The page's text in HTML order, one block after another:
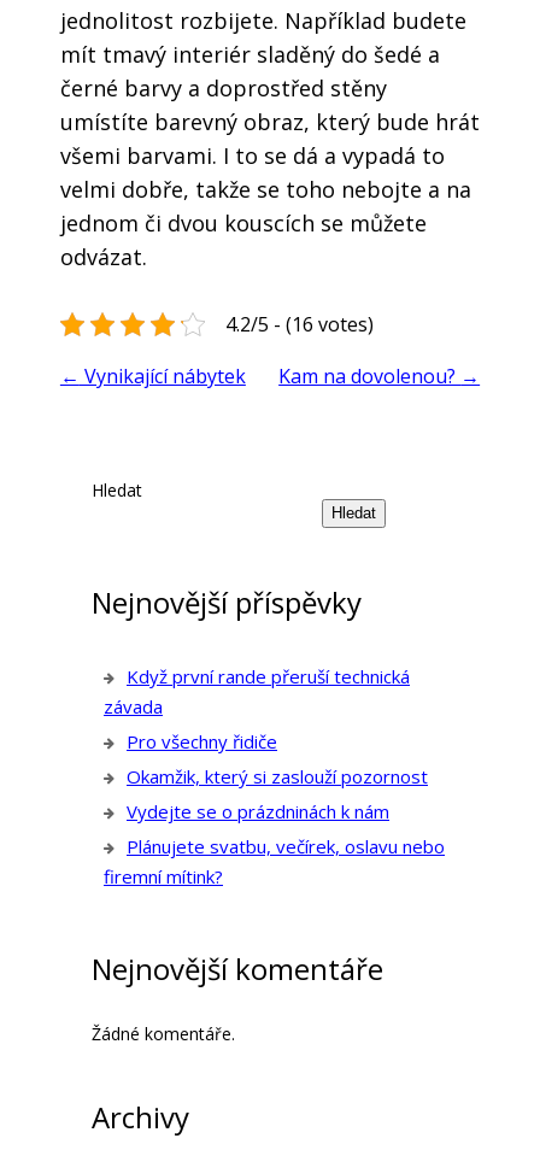
jednolitost rozbijete. Například budete
mít tmavý interiér sladěný do šedé a
černé barvy a doprostřed stěny
umístíte barevný obraz, který bude hrát
všemi barvami. I to se dá a vypadá to
velmi dobře, takže se toho nebojte a na
jednom či dvou kouscích se můžete
odvázat.
4.2/5 - (16 votes)
Kam na dovolenou? →
← Vynikající nábytek
Hledat
Hledat
Nejnovější příspěvky
Když první rande přeruší technická
závada
Pro všechny řidiče
Okamžik, který si zaslouží pozornost
Vydejte se o prázdninách k nám
Plánujete svatbu, večírek, oslavu nebo
firemní mítink?
Nejnovější komentáře
Žádné komentáře.
Archivy